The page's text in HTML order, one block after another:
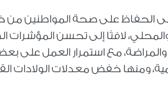
على الحفاظ على صحة المواطنين
لافتًا إلى تحسن المؤشرات
مع استمرار العمل على
ومنها خفض معدلات الولادات